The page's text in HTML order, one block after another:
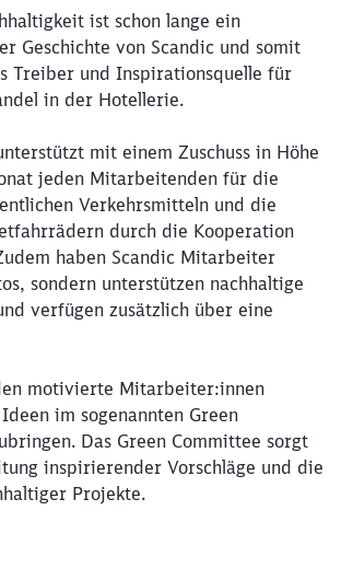
ist schon lange ein
Geschichte von Scandic und somit
Treiber und Inspirationsquelle für
in der Hotellerie.
mit einem Zuschuss in Höhe
jeden Mitarbeitenden für die
Verkehrsmitteln und die
durch die Kooperation
haben Scandic Mitarbeiter
sondern unterstützen nachhaltige
verfügen zusätzlich über eine
motivierte Mitarbeiter:innen
im sogenannten Green
Das Green Committee sorgt
inspirierender Vorschläge und die
Projekte.